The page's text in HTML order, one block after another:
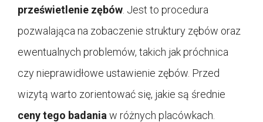
prześwietlenie zębów . Jest to procedura
pozwalająca na zobaczenie struktury zębów oraz
ewentualnych problemów, takich jak próchnica
czy nieprawidłowe ustawienie zębów. Przed
wizytą warto zorientować się, jakie są średnie
ceny tego badania w różnych placówkach.